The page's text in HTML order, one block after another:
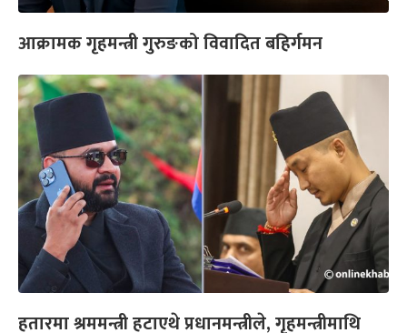
आक्रामक गृहमन्त्री गुरुङको विवादित बहिर्गमन
हतारमा श्रममन्त्री हटाएथे प्रधानमन्त्रीले, गृहमन्त्रीमाथि